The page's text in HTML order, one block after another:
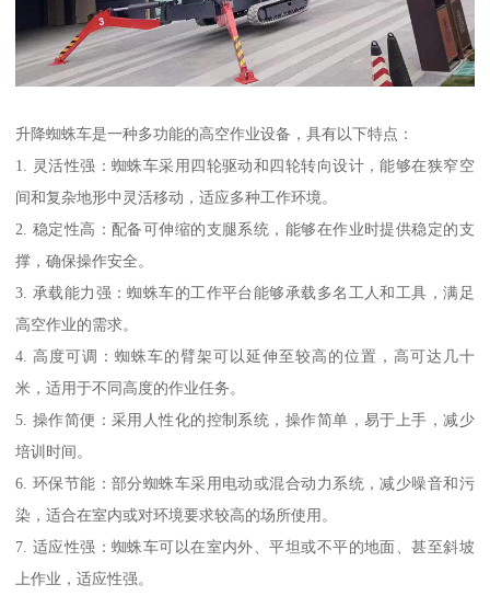
升降蜘蛛车是一种多功能的高空作业设备，具有以下特点：
1. 灵活性强：蜘蛛车采用四轮驱动和四轮转向设计，能够在狭窄空
间和复杂地形中灵活移动，适应多种工作环境。
2. 稳定性高：配备可伸缩的支腿系统，能够在作业时提供稳定的支
撑，确保操作安全。
3. 承载能力强：蜘蛛车的工作平台能够承载多名工人和工具，满足
高空作业的需求。
4. 高度可调：蜘蛛车的臂架可以延伸至较高的位置，高可达几十
米，适用于不同高度的作业任务。
5. 操作简便：采用人性化的控制系统，操作简单，易于上手，减少
培训时间。
6. 环保节能：部分蜘蛛车采用电动或混合动力系统，减少噪音和污
染，适合在室内或对环境要求较高的场所使用。
7. 适应性强：蜘蛛车可以在室内外、平坦或不平的地面、甚至斜坡
上作业，适应性强。